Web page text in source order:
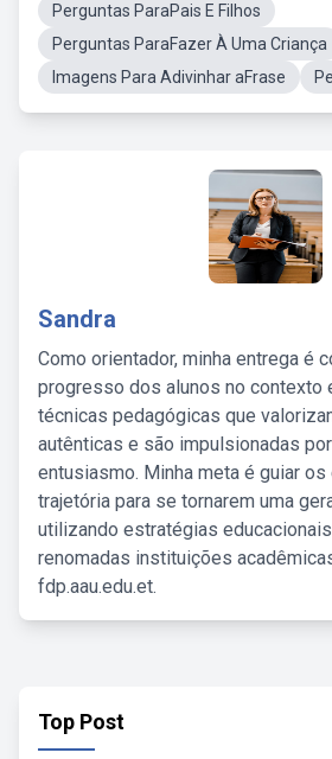
Perguntas ParaPais E Filhos
Perguntas ParaFazer À Uma Criança
Imagens Para Adivinhar aFrase
Sandra
Como orientador, minha entrega é
progresso dos alunos no contexto
técnicas pedagógicas que
autênticas e são impulsionadas
entusiasmo. Minha meta é guiar
trajetória para se tornarem uma
utilizando estratégias
renomadas instituições
fdp.aau.edu.et.
Top Post